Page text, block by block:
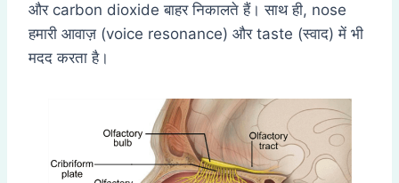
और carbon dioxide बाहर निकालते हैं। साथ ही, nose
हमारी आवाज़ (voice resonance) और taste (स्वाद) में भी
मदद करता है।